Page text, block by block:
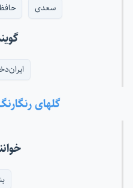
سعدی
گلهای رنگارنگ ۲۳۷ -